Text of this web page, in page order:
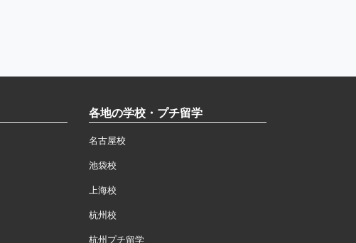
各地の学校・プチ留学
名古屋校
池袋校
上海校
杭州校
杭州プチ留学